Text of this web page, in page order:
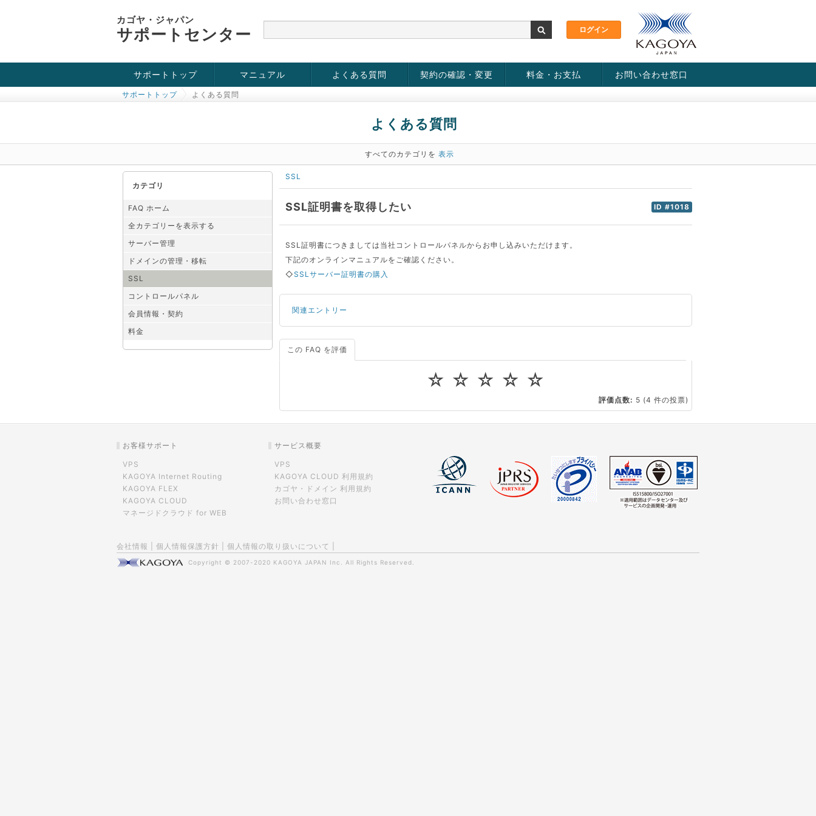
カゴヤ・ジャパン
サポートセンター
サポートトップ
お役立ち情報
チュートリアル
障害・メンテナンス情報
マニュアル よくある質問 契約の確認・変更 料金・お支払 お問い合わせ窓口
サポートトップ よくある質問
よくある質問
すべてのカテゴリを 表示
カテゴリ
FAQ ホーム
全カテゴリーを表示する
サーバー管理
ドメインの管理・移転
SSL
コントロールパネル
会員情報・契約
料金
SSL
ID #1018
SSL証明書を取得したい
SSL証明書につきましては当社コントロールパネルからお申し込みいただけます。
下記のオンラインマニュアルをご確認ください。
◇SSLサーバー証明書の購入
関連エントリー
サーバーが重いので調査してほしい
CPUやメモリをアップグレードしたい
この FAQ を評価
☆
☆
☆
☆
☆
評価点数: 5 (4 件の投票)
お客様サポート
VPS
KAGOYA Internet Routing
KAGOYA FLEX
KAGOYA CLOUD
マネージドクラウド for WEB
サービス概要
VPS
KAGOYA CLOUD 利用規約
カゴヤ・ドメイン 利用規約
お問い合わせ窓口
会社情報 個人情報保護方針 個人情報の取り扱いについて
Copyright © 2007-2020 KAGOYA JAPAN Inc. All Rights Reserved.